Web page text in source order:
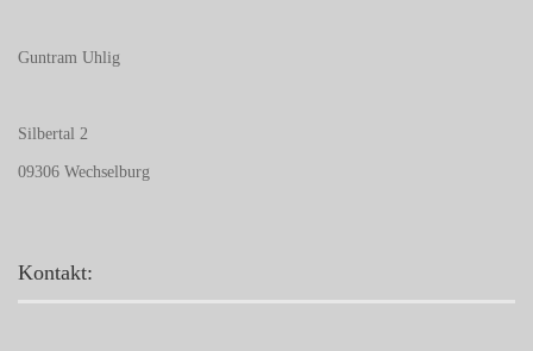
Guntram Uhlig
Silbertal 2
09306 Wechselburg
Kontakt: